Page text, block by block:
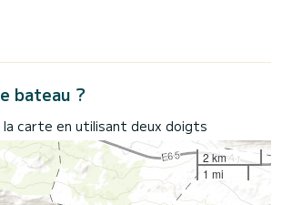
bateau ?
la carte en utilisant deux doigts
2 km
1 mi